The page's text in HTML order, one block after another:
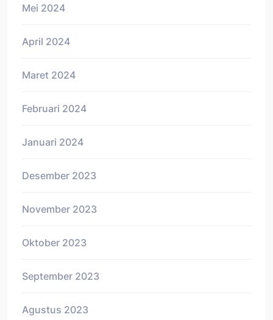
Mei 2024
April 2024
Maret 2024
Februari 2024
Januari 2024
Desember 2023
November 2023
Oktober 2023
September 2023
Agustus 2023